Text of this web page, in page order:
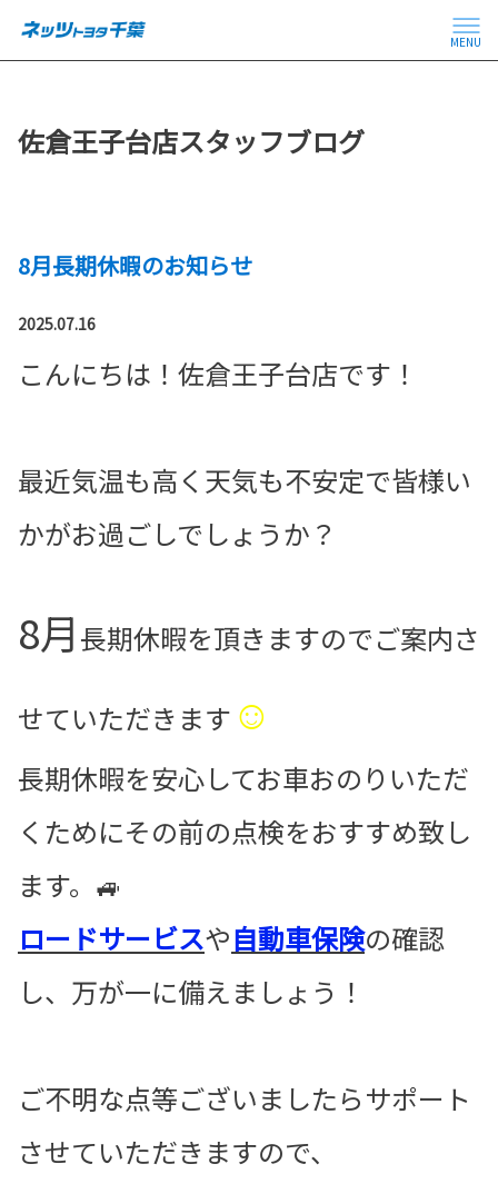
MENU
佐倉王子台店スタッフブログ
8月長期休暇のお知らせ
2025.07.16
こんにちは！佐倉王子台店です！
最近気温も高く天気も不安定で皆様い
かがお過ごしでしょうか？
8月 長期休暇を頂きますのでご案内さ
せていただきます ☺
長期休暇を安心してお車おのりいただ
くためにその前の点検をおすすめ致し
ます。🚙
ロードサービスや自動車保険の確認
し、万が一に備えましょう！
ご不明な点等ございましたらサポート
させていただきますので、